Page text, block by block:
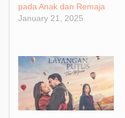
pada Anak dan Remaja
January 21, 2025